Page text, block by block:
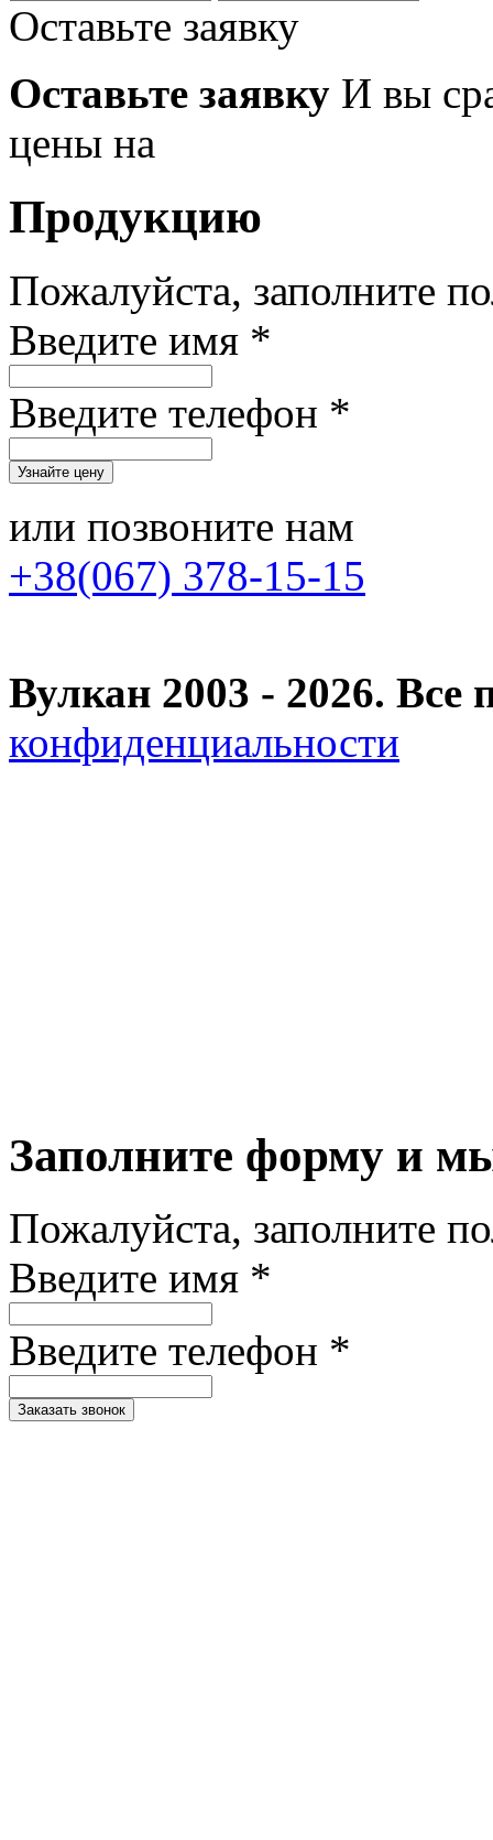
Оставьте заявку
Оставьте заявку И вы
цены на
Продукцию
Пожалуйста, заполните
Введите имя *
Введите телефон *
или позвоните нам
+38(067) 378-15-15
Вулкан 2003 - 2026.
конфиденциальности
Заполните форму и
Пожалуйста, заполните
Введите имя *
Введите телефон *